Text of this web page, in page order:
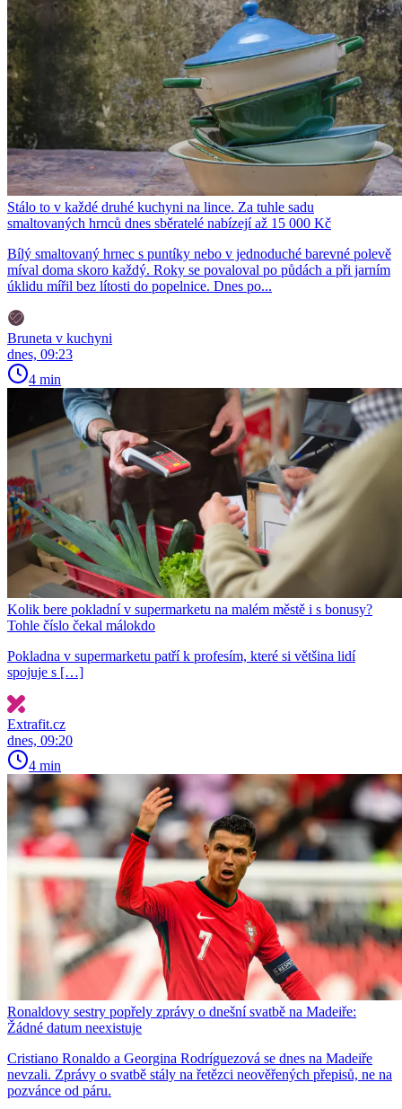
Stálo to v každé druhé kuchyni na lince. Za tuhle sadu
smaltovaných hrnců dnes sběratelé nabízejí až 15 000 Kč
Bílý smaltovaný hrnec s puntíky nebo v jednoduché barevné polevě
míval doma skoro každý. Roky se povaloval po půdách a při jarním
úklidu mířil bez lítosti do popelnice. Dnes po...
Bruneta v kuchyni
dnes, 09:23
4 min
Kolik bere pokladní v supermarketu na malém městě i s bonusy?
Tohle číslo čekal málokdo
Pokladna v supermarketu patří k profesím, které si většina lidí
spojuje s […]
Extrafit.cz
dnes, 09:20
4 min
Ronaldovy sestry popřely zprávy o dnešní svatbě na Madeiře:
Žádné datum neexistuje
Cristiano Ronaldo a Georgina Rodríguezová se dnes na Madeiře
nevzali. Zprávy o svatbě stály na řetězci neověřených přepisů, ne na
pozvánce od páru.